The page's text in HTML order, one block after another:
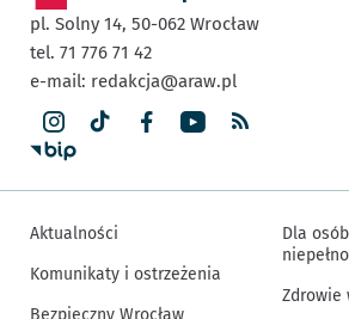
pl. Solny 14, 50-062 Wrocław
tel. 71 776 71 42
e-mail: redakcja@araw.pl
Aktualności
Komunikaty i ostrzeżenia
Dla
Zdrowie